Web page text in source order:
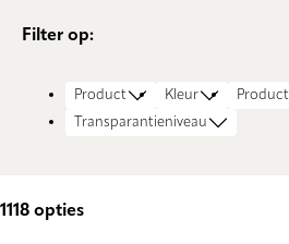
Filter op:
Product Kleur
Transparantieniveau
1118 opties